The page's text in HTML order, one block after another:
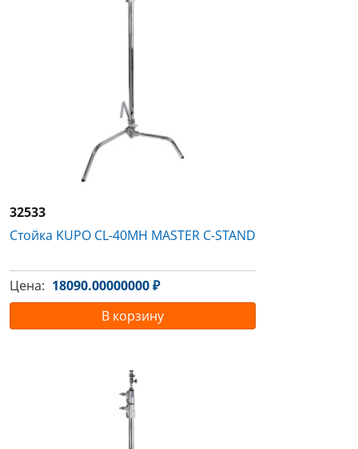
32533
Стойка KUPO CL-40MH MASTER C-STAND
Цена: 18090.00000000 ₽
В корзину